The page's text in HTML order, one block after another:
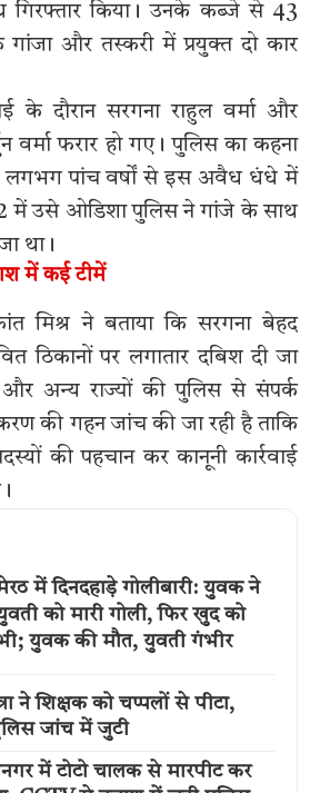
गिरफ्तार किया। उनके कब्जे से 43
गांजा और तस्करी में प्रयुक्त दो कार
के दौरान सरगना राहुल वर्मा और
वर्मा फरार हो गए। पुलिस का कहना
लगभग पांच वर्षों से इस अवैध धंधे में
में उसे ओडिशा पुलिस ने गांजे के साथ
था।
में कई टीमें
मिश्र ने बताया कि सरगना बेहद
ठिकानों पर लगातार दबिश दी जा
अन्य राज्यों की पुलिस से संपर्क
की गहन जांच की जा रही है ताकि
की पहचान कर कानूनी कार्रवाई
में दिनदहाड़े गोलीबारी: युवक ने
को मारी गोली, फिर खुद को
युवक की मौत, युवती गंभीर
ने शिक्षक को चप्पलों से पीटा,
जांच में जुटी
में टोटो चालक से मारपीट कर